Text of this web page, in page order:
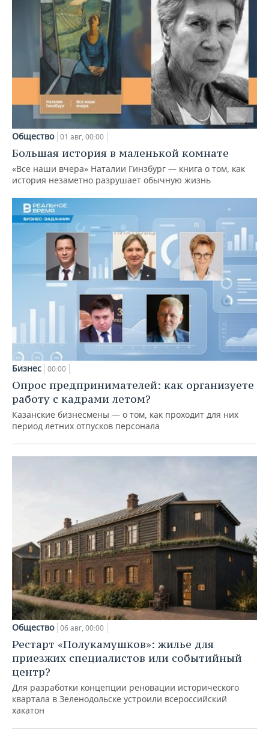
Общество 01 авг, 00:00
Большая история в маленькой комнате
«Все наши вчера» Наталии Гинзбург — книга о том, как
история незаметно разрушает обычную жизнь
Бизнес 00:00
Опрос предпринимателей: как организуете
работу с кадрами летом?
Казанские бизнесмены — о том, как проходит для них
период летних отпусков персонала
Общество 06 авг, 00:00
Рестарт «Полукамушков»: жилье для
приезжих специалистов или событийный
центр?
Для разработки концепции реновации исторического
квартала в Зеленодольске устроили всероссийский
хакатон